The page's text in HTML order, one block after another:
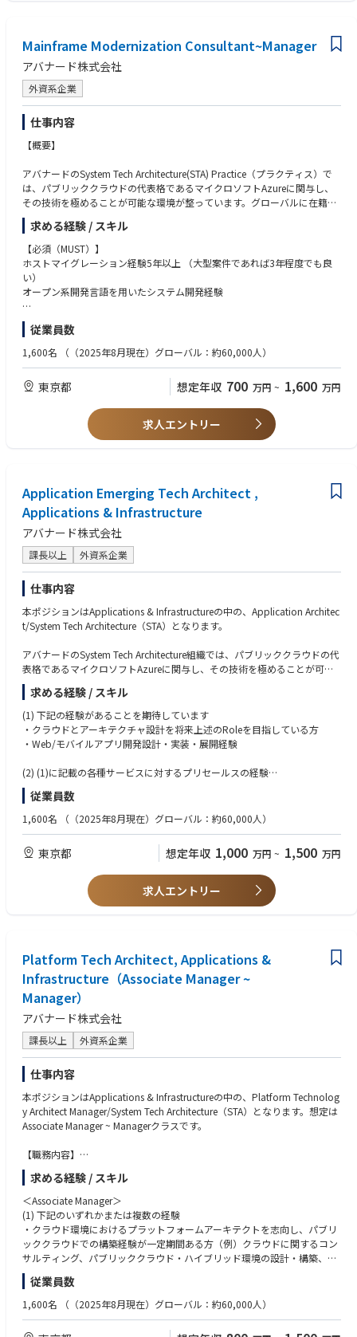
- Encouraging boldness
- Celebrating progress
・Accelerate the impact of our people by:
- Amazing the client
- Prioritizing what matters
- Acting as one
・ステークホルダーとの共通理解の構築、報告業務
・デリバリー計画の具体化と進捗管理及びコスト管理
・プロジェクトメンバーの業務管理
＜Manager＞
● デリバリー中心型
・プロジェクト統制
・品質管理・テスト支援
・移行・運用立上げ支援
・会議体運営・調整
・発注者・ベンダー間の調整・合意形成のファシリテーション
● 提案中心型
・調達仕様書対応支援
・構想策定・案件企画
・案件立上げ支援
・マイクロソフトテクノロジーを活用したソリューションを展開するリー
・19度目のマイクロソフト グローバル SI パートナー アワードを受賞（20
24年）
・充実したトレーニングプログラム（年間80時間以上、認定資格取得への
・テクノロジーやスキル向上のための豊富なグローバルリソースの活用
・全ての社員のキャリアを支援するキャリアアドバイザー制度
・風通しが良く、チームワークで仕事を進められる環境
アバナードには、あなたがお持ちの優れた知見を遺憾なく発揮できる環境
だけではなく、先進的な技術を活用した新たな経験やテクノロジーに対す
る強い情熱を満たすことができるトレーニングプログラムなど、プロフェ
ッショナルとしての更なる成長を遂げることができる数多くの機会が存在
します。
アバナードは、インクルージョン＆ダイバーシティ（I&D）の文化の醸成
や社会に貢献しています。豊富な経験を持つ60,000人以上のプロフェッシ
ョナルが世界中におり、相互に協力しながらプロジェクトを遂行するチー
ログラムやキャリアアドバイザー制度を活用しながら、新たなキャリアを
進んでいただくことができます。
チームワーク、新たなテクノロジーの習得を通じて、クライアントの問題
解決に応えるアバナードは、その先で私達の仕事の結果、人の働き方、コ
ミュニケーションやコラボレーションなど真のヒューマンインパクトをも
たらせることができるかを原動力に日々活躍しています。
アバナードのインクルージョン＆ダイバーシティ（I&D）に関する情報は
こちらをご覧ください。
https://www.avanade.com/ja-jp/about/responsible-business
＊＊
アバナードではグローバルレベルで以下を共通のテーマに持ち、日々業務
に取り組んでおります。
・Create a future for our people that focuses on:
- Expanding your thinking
- Empowering every voice
- Encouraging boldness
- Celebrating progress
・Accelerate the impact of our people by:
- Amazing the client
- Prioritizing what matters
- Acting as one
Mainframe Modernization Consultant~Manager
アバナード株式会社
外資系企業
仕事内容
【概要】
アバナードのSystem Tech Architecture(STA) Practice（プラクティス）で
は、パブリッククラウドの代表格であるマイクロソフトAzureに関与し、
その技術を極めることが可能な環境が整っています。グローバルに在籍し
ているマイクロソフト技術のエキスパートと意見を交換しながら、自己研
鑽を深め、様々な業種のお客様の難問を解決することができます。これ
は、マーケットで高く評価されるAzureアーキテクトとして活躍し、さら
なるキャリアを築くための絶好のポジションです。
このロールはMicrosoftテクノロジーを活用したエンタープライズ向けソリ
ューションにおいて、基幹系レガシーシステムに対するモダナイゼーショ
ーション手法を検討し、マイグレーション計画の立案を担当いただきま
す。
基幹系レガシーシステム（ホスト系も含む）刷新プロジェクトにおける検
顧客ニーズに最適なマイグレーションのための企画・立案
実行フェーズにおいてのプロジェクト推進（PMO)
主なビジネスは以下の領域に大別されます。
Application & Infrastructure
クラウドソリューション
アプリケーション開発
セキュリティ
Modern Workplace
Microsoft 365を活用した新しい働き方の実現
Employment Experience
Business Applications
CRM
ERP
デジタルマーケティング
Data & Analytics
AI
BI
RPA
IoT
求める経験 / スキル
【必須（MUST）】
ホストマイグレーション経験5年以上 （大型案件であれば3年程度でも良
い）
オープン系開発言語を用いたシステム開発経験
【歓迎（WANT）】
PL1またはCOBOL開発・運用・保守経験
Microsoft Azureに関するアプリケーション開発経験
パブリッククラウド（Azure, AWS, GCP等問わず）の設計・構築の経験
AZ-900の保有、または同等のAzureを利用した開発業務経験
高いプレゼンテーション・コミュニケーションスキル
言語スキル：日本語・英語共にビジネスレベル以上
10年以上のSI経験でその内5年は管理経験あり
従業員数
1,600名 （（2025年8月現在）グローバル：約60,000人）
東京都 想定年収 700 万円 ~ 1,600 万円
求人エントリー
Application Emerging Tech Architect ,
Applications & Infrastructure
アバナード株式会社
課長以上 外資系企業
仕事内容
本ポジションはApplications & Infrastructureの中の、Application Architec
t/System Tech Architecture（STA）となります。
アバナードのSystem Tech Architecture組織では、パブリッククラウドの代
表格であるマイクロソフトAzureに関与し、その技術を極めることが可能
な環境が整っています。 グローバルに在籍しているマイクロソフト技術の
エキスパートと意見を交換しながら、自己研鑽を深め、様々な業種のお客
様の難問を解決することができます。これは、マーケットで高く評価され
るAzureアーキテクトとして活躍し、さらなるキャリアを築くための絶好
のポジションです。
このロールはアプリケーションアーキテクトとして、クライアントのニー
ズや課題を解決策に変換し、ビジョンの創出、クラウドシステム・アプリ
ケーションやGenAI活用を含むアーキテクチャ評価、技術選定、見積もり
をサポートします。
・クラウドベースのソリューションを設計する
画と仕様を策定する
・マネージャーやエンジニアと協力し、新しいクラウドベースのサービ
・ビジネスの問題に対するITアーキテクチャ（統合プロセス、アプリケー
ション、データ、技術）ソリューションを、企業アーキテクチャの方向性
と基準に沿って設計・開発する
・内部および外部（クライアント）の期待に応えるか、それを超えるソフ
トウェア資産の設計、開発、強化を行う機能横断型開発チームの監督・管
理を行う
・チームメンバーにコーチング、メンタリング、モチベーションを与え、
積極的な行動とその業務への責任を持たせる
・責任、品質、コミットメント、成長、革新を促進する環境を創出し、必
要に応じて販売プロセスをサポートする
【アバナードで働くことの魅力】
・マイクロソフトテクノロジーを活用したソリューションを展開するリー
・19度目のマイクロソフト グローバル SI パートナー アワードを受賞（20
24年）
・充実したトレーニングプログラム（年間80時間以上、認定資格取得への
支援）
・テクノロジーやスキル向上のための豊富なグローバルリソースの活用
・全ての社員のキャリアを支援するキャリアアドバイザー制度
・風通しが良く、チームワークで仕事を進められる環境
＊＊
アバナードには、あなたがお持ちの優れた知見を遺憾なく発揮できる環境
だけではなく、先進的な技術を活用した新たな経験やテクノロジーに対す
る強い情熱を満たすことができるトレーニングプログラムなど、プロフェ
求める経験 / スキル
(1) 下記の経験があることを期待しています
・クラウドとアーキテクチャ設計を将来上述のRoleを目指している方
・Web/モバイルアプリ開発設計・実装・展開経験
(2) (1)に記載の各種サービスに対するプリセールスの経験
（例）顧客向けの提案やプロジェクトの組成
(3) リーダーシップのご経験
- プロジェクト管理、チーム管理
- 社内外のステークホルダーとの折衝
- 部下の人事評価を含む管理職業務
従業員数
1,600名 （（2025年8月現在）グローバル：約60,000人）
東京都 想定年収 1,000 万円 ~ 1,500 万円
求人エントリー
Platform Tech Architect, Applications &
Infrastructure（Associate Manager ~
Manager）
アバナード株式会社
課長以上 外資系企業
仕事内容
本ポジションはApplications & Infrastructureの中の、Platform Technolog
y Architect Manager/System Tech Architecture（STA）となります。想定は
Associate Manager ~ Managerクラスです。
【職務内容】
アバナードのSystem Tech Architecture組織では、パブリッククラウドの代
表格であるマイクロソフトAzureに関与し、その技術を極めることが可能
な環境が整っています。 グローバルに在籍しているマイクロソフト技術の
エキスパートと意見を交換しながら、自己研鑽を深め、様々な業種のお客
様の難問を解決することができます。これは、マーケットで高く評価され
るAzureアーキテクトとして活躍し、さらなるキャリアを築くための絶好
のポジションです。
【主な役割】
プラットフォームテクノロジーアーキテクトとして、クライアントのニー
ズや課題を解決策に変換し、ビジョンの創出、クラウドシステム・GenAI
活用を活用するためのプラットフォームアーキテクチャ評価、技術選定、
求める経験 / スキル
＜Associate Manager＞
(1) 下記のいずれかまたは複数の経験
・クラウド環境におけるプラットフォームアーキテクトを志向し、パブリ
ッククラウドでの構築経験が一定期間ある方（例）クラウドに関するコン
サルティング、パブリッククラウド・ハイブリッド環境の設計・構築、Pa
aS/SaaSを活用したシステムの設計・構築、オンプレミスまたはプライベ
ートクラウド環境の設計・構築、アプリケーションを考慮したクラウドネ
イティブ環境の設計・構築等
展開の経験
従業員数
1,600名 （（2025年8月現在）グローバル：約60,000人）